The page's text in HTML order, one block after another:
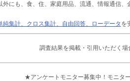
外にも、食、住、家庭用品、流通、情報通信、
純集計、クロス集計、自由回答、ローデータ を
調査結果を掲載・引用いただく場
★アンケートモニター募集中！モニタ